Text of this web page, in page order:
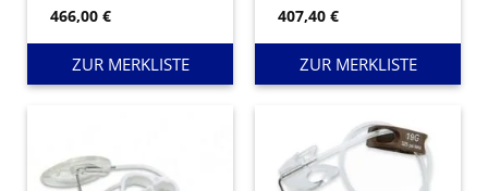
466,00€
ZUR MERKLISTE
407,40€
ZUR MERKLISTE